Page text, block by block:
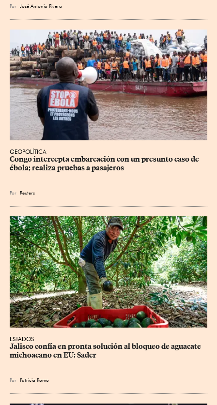
Por José Antonio Rivera
GEOPOLÍTICA
Congo intercepta embarcación con un presunto caso de
ébola; realiza pruebas a pasajeros
Por Reuters
ESTADOS
Jalisco confía en pronta solución al bloqueo de aguacate
michoacano en EU: Sader
Por Patricia Romo